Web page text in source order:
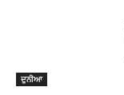
ਦੁਨੀਆ